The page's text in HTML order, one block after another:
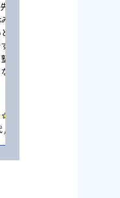
生は基本忙しいので、授業の
時間や夜遅い時間しか、わか
ころを質問できる時間がなか
（小学5〜6年時に子どもが通
のおすすめ度合い：あまり勧
い。回答時期2023年11月）
/ 大阪府 女性